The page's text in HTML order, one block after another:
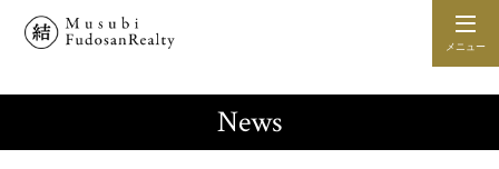
メニュー
News